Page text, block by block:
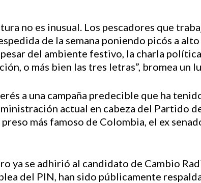
no es inusual. Los pescadores que
de la semana poniendo picós a
del ambiente festivo, la charla política
o más bien las tres letras”, bromea un
a una campaña predecible que ha
actual en cabeza del Partido
más famoso de Colombia, el ex
ya se adhirió al candidato de Cambio
del PIN, han sido públicamente